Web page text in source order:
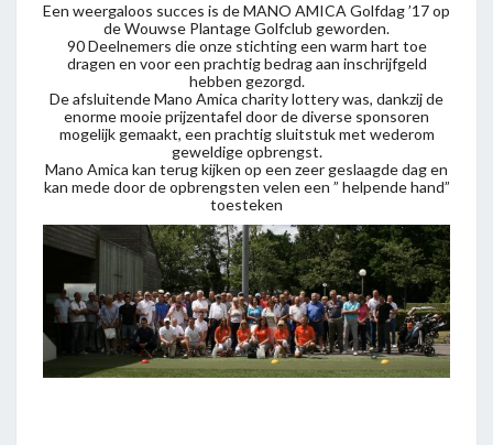
Een weergaloos succes is de MANO AMICA Golfdag ’17 op
de Wouwse Plantage Golfclub geworden.
90 Deelnemers die onze stichting een warm hart toe
dragen en voor een prachtig bedrag aan inschrijfgeld
hebben gezorgd.
De afsluitende Mano Amica charity lottery was, dankzij de
enorme mooie prijzentafel door de diverse sponsoren
mogelijk gemaakt, een prachtig sluitstuk met wederom
geweldige opbrengst.
Mano Amica kan terug kijken op een zeer geslaagde dag en
kan mede door de opbrengsten velen een ” helpende hand”
toesteken